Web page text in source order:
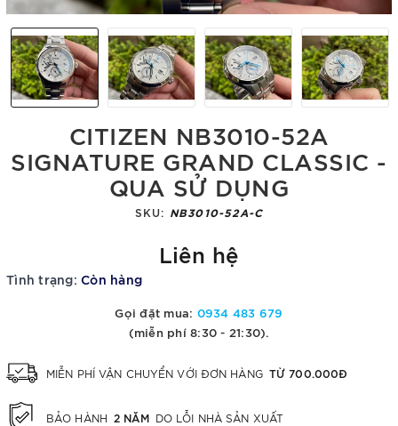
CITIZEN NB3010-52A
SIGNATURE GRAND CLASSIC -
QUA SỬ DỤNG
SKU: NB3010-52A-C
Liên hệ
Tình trạng: Còn hàng
Gọi đặt mua: 0934 483 679
(miễn phí 8:30 - 21:30).
MIỄN PHÍ VẬN CHUYỂN VỚI ĐƠN HÀNG TỪ 700.000Đ
BẢO HÀNH 2 NĂM DO LỖI NHÀ SẢN XUẤT